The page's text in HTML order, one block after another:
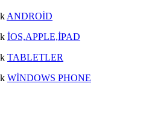
ANDROİD
İOS,APPLE,İPAD
TABLETLER
WİNDOWS PHONE